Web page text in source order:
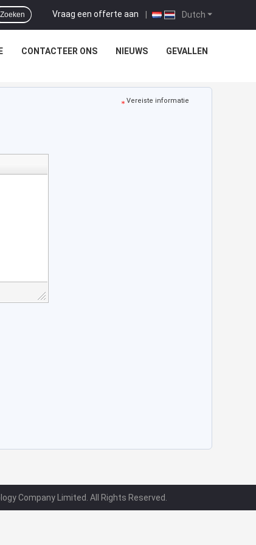
Dutch
Vraag een offerte aan |
Zoeken
CONTACTEER ONS NIEUWS GEVALLEN
Vereiste informatie
Company Limited. All Rights Reserved.